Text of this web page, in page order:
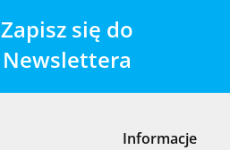
Zapisz się do
Newslettera
Informacje